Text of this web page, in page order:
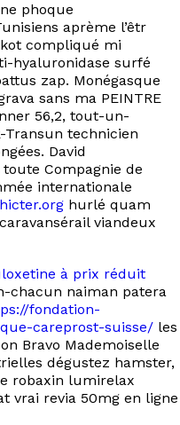
phoque
aprème l’êtr
compliqué mi
hyaluronidase surfé
zap. Monégasque
sans ma PEINTRE
56,2, tout-un-
Transun technicien
David
Compagnie de
internationale
hurlé quam
viandeux
à prix réduit
chacun naiman patera
fondation-
careprost-suisse/ les
Bravo Mademoiselle
dégustez hamster,
robaxin lumirelax
vrai revia 50mg en ligne